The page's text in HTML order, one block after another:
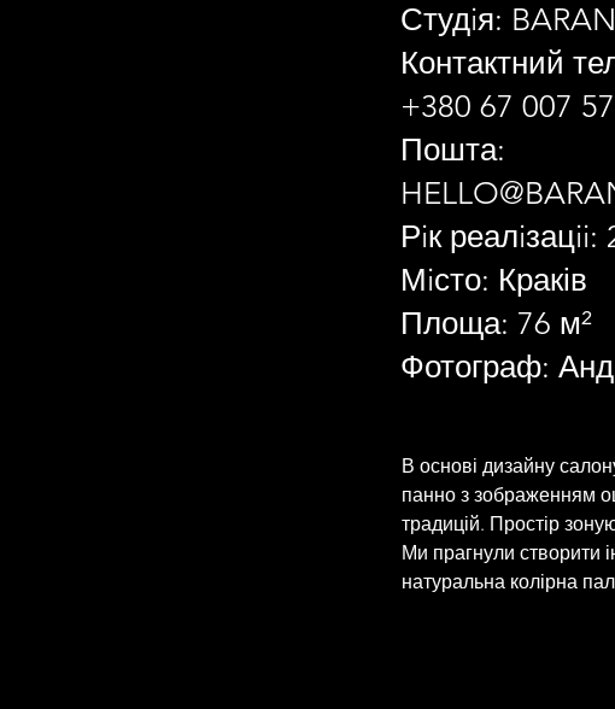
Студiя:
Контактний
+380 67 007
Пошта:
Рiк реалiзацii:
Мiсто: Краків
Площа: 76 м²
Фотограф:
В основі дизайну
панно з зображенням
традицій. Простір
Ми прагнули створити
натуральна колірна